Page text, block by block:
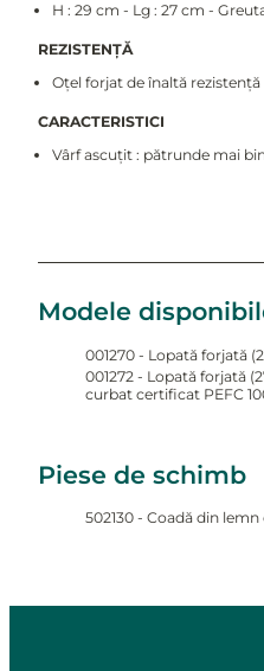
H : 29 cm - Lg : 27 cm -
REZISTENȚĂ
Oțel forjat de înaltă rezistență
CARACTERISTICI
Vârf ascuțit : pătrunde mai
Modele
001270 - Lopată forjată
001272 - Lopată forjată
curbat certificat PEFC
Piese de schimb
502130 - Coadă din lemn